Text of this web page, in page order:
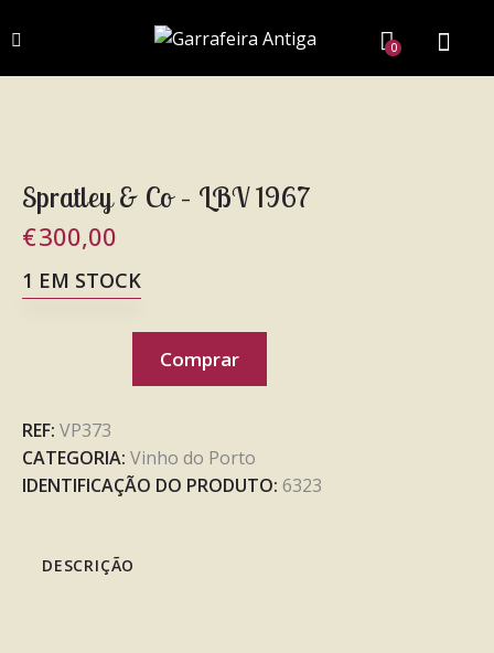
0
Spratley & Co – LBV 1967
€300,00
1 EM STOCK
Comprar
REF: VP373
CATEGORIA: Vinho do Porto
IDENTIFICAÇÃO DO PRODUTO: 6323
DESCRIÇÃO